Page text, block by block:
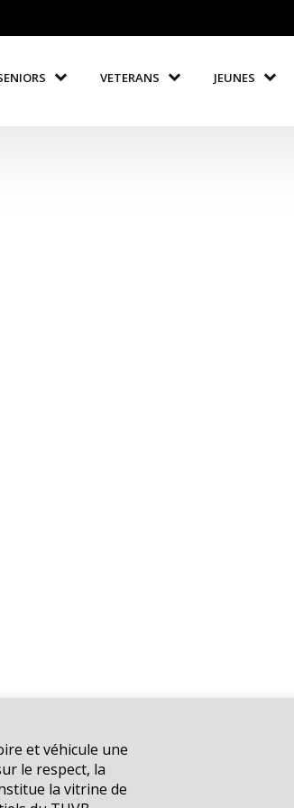
VETERANS JEUNES
et véhicule une
le respect, la
la vitrine de